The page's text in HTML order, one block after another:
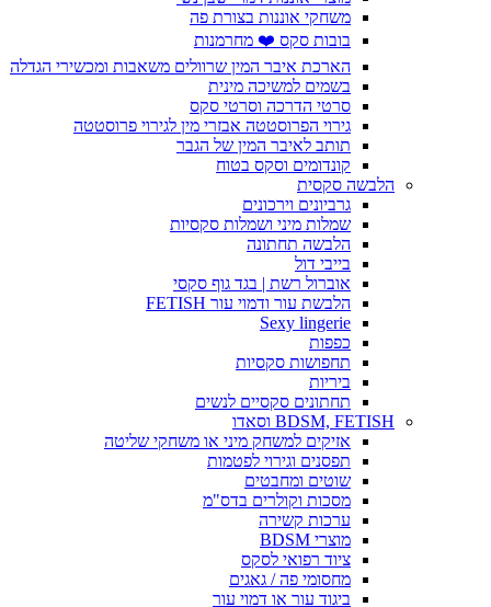
משחקי אוננות בצורת פה
בובות סקס ❤️ מחרמנות
הארכת איבר המין שרוולים משאבות ומכשירי הגדלה
בשמים למשיכה מינית
סרטי הדרכה וסרטי סקס
גירוי הפרוסטטה אבזרי מין לגירוי פרוסטטה
תותב לאיבר המין של הגבר
קונדומים וסקס בטוח
הלבשה סקסית
גרביונים וירכונים
שמלות מיני ושמלות סקסיות
הלבשה תחתונה
בייבי דול
אוברול רשת | בגד גוף סקסי
הלבשת עור ודמוי עור FETISH
Sexy lingerie
כפפות
תחפושות סקסיות
ביריות
תחתונים סקסיים לנשים
BDSM, FETISH וסאדו
אזיקים למשחק מיני או משחקי שליטה
תפסנים וגירוי לפטמות
שוטים ומחבטים
מסכות וקולרים בדס"מ
ערכות קשירה
מוצרי BDSM
ציוד רפואי לסקס
מחסומי פה / גאגים
ביגוד עור או דמוי עור